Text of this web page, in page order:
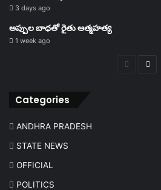
3 days ago
అప్పుల బాధతో రైతు ఆత్మహత్య
1 week ago
PreviousNext
Categories
ANDHRA PRADESH
STATE NEWS
OFFICIAL
POLITICS